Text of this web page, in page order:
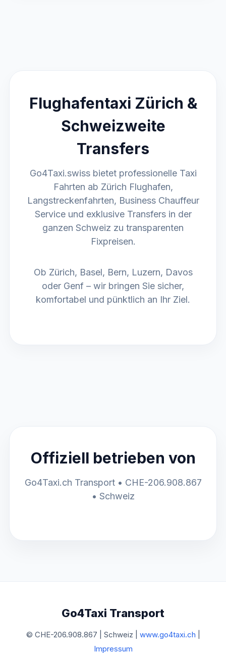
Flughafentaxi Zürich &
Schweizweite
Transfers
Go4Taxi.swiss bietet professionelle Taxi
Fahrten ab Zürich Flughafen,
Langstreckenfahrten, Business Chauffeur
Service und exklusive Transfers in der
ganzen Schweiz zu transparenten
Fixpreisen.
Ob Zürich, Basel, Bern, Luzern, Davos
oder Genf – wir bringen Sie sicher,
komfortabel und pünktlich an Ihr Ziel.
Offiziell betrieben von
Go4Taxi.ch Transport • CHE-206.908.867
• Schweiz
Go4Taxi Transport
© CHE-206.908.867 | Schweiz | www.go4taxi.ch
Impressum